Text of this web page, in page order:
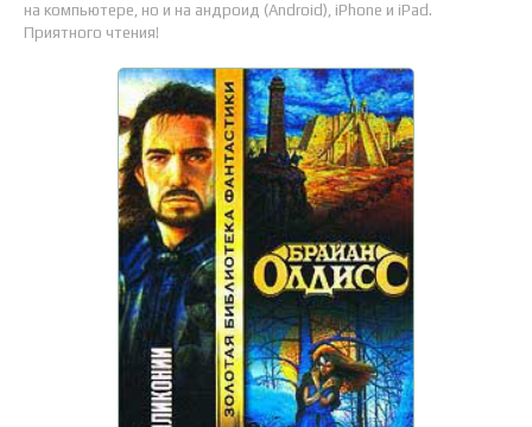
на компьютере, но и на андроид (Android), iPhone и iPad.
Приятного чтения!